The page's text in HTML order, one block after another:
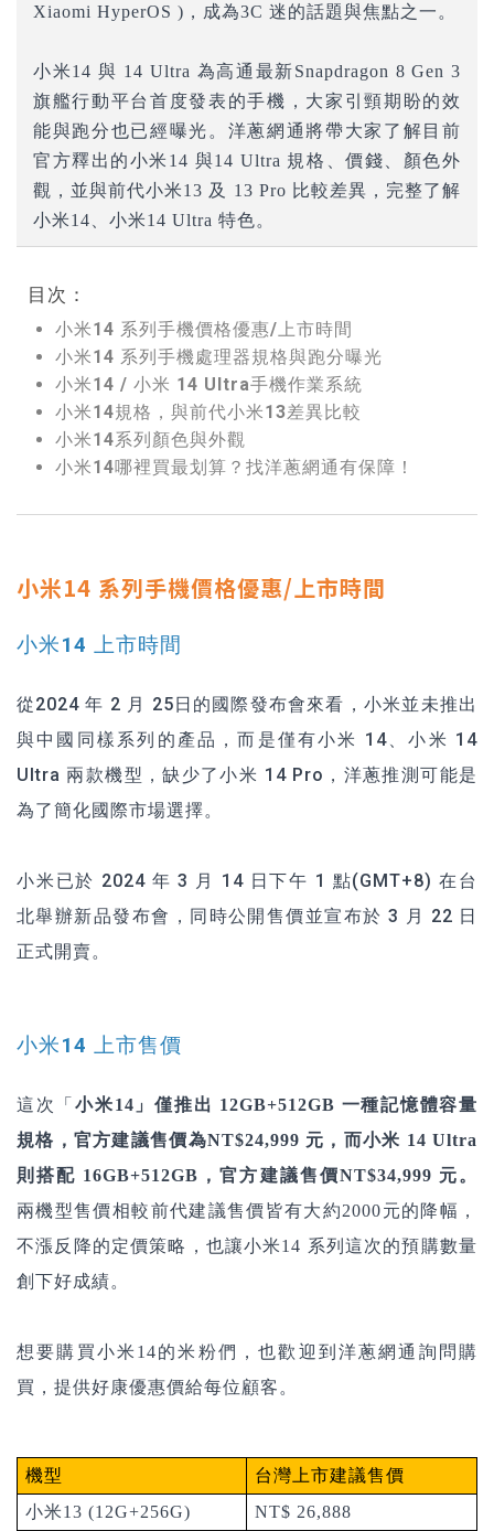
Xiaomi HyperOS )，成為3C 迷的話題與焦點之一。
小米14 與 14 Ultra 為高通最新Snapdragon 8 Gen 3
旗艦行動平台首度發表的手機，大家引頸期盼的效
能與跑分也已經曝光。洋蔥網通將帶大家了解目前
官方釋出的小米14 與14 Ultra 規格、價錢、顏色外
觀，並與前代小米13 及 13 Pro 比較差異，完整了解
小米14、小米14 Ultra 特色。
目次：
小米14 系列手機價格優惠/上市時間
小米14 系列手機處理器規格與跑分曝光
小米14 / 小米 14 Ultra手機作業系統
小米14規格，與前代小米13差異比較
小米14系列顏色與外觀
小米14哪裡買最划算？找洋蔥網通有保障！
小米14 系列手機價格優惠/上市時間
小米14 上市時間
從2024 年 2 月 25日的國際發布會來看，小米並未推出
與中國同樣系列的產品，而是僅有小米 14、小米 14
Ultra 兩款機型，缺少了小米 14 Pro，洋蔥推測可能是
為了簡化國際市場選擇。
小米已於 2024 年 3 月 14 日下午 1 點(GMT+8) 在台
北舉辦新品發布會，同時公開售價並宣布於 3 月 22 日
正式開賣。
小米14 上市售價
這次「小米14」僅推出 12GB+512GB 一種記憶體容量
規格，官方建議售價為NT$24,999 元，而小米 14 Ultra
則搭配 16GB+512GB，官方建議售價NT$34,999 元。
兩機型售價相較前代建議售價皆有大約2000元的降幅，
不漲反降的定價策略，也讓小米14 系列這次的預購數量
創下好成績。
想要購買小米14的米粉們，也歡迎到洋蔥網通詢問購
買，提供好康優惠價給每位顧客。
機型
台灣上市建議售價
小米13 (12G+256G)
NT$ 26,888